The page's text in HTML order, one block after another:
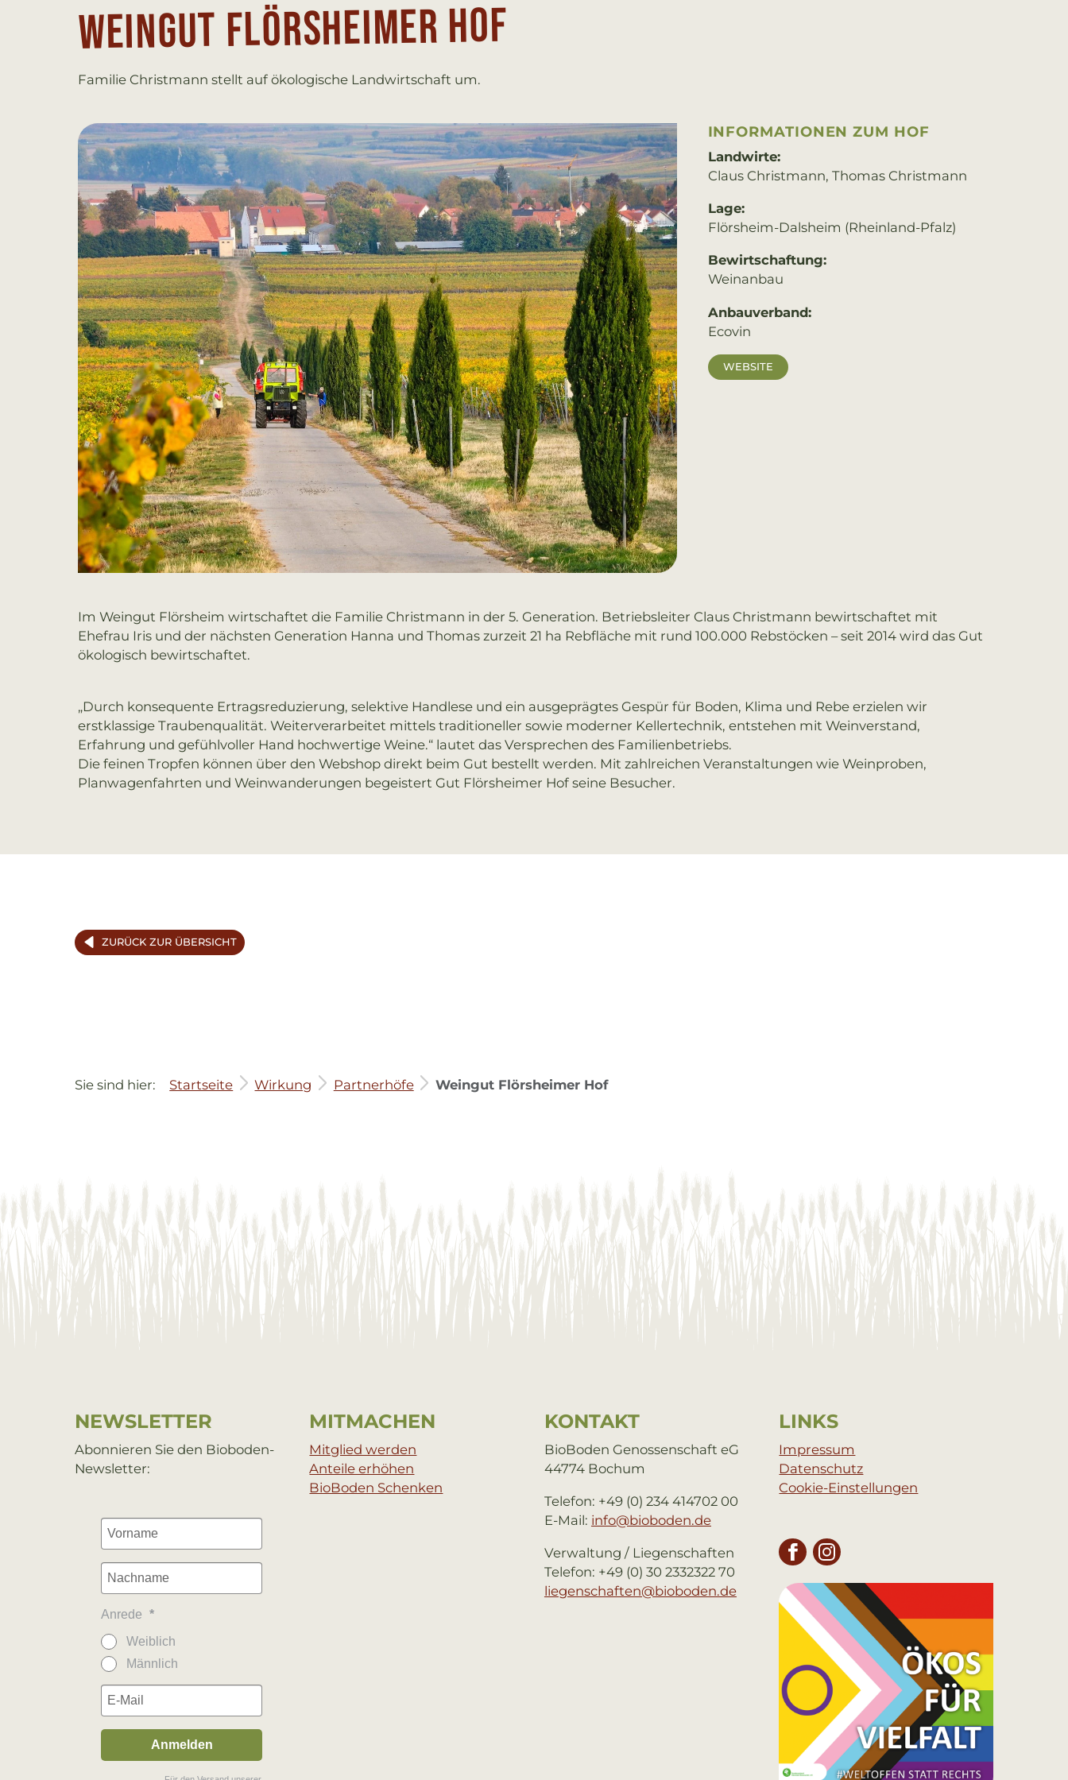
Wein­gut Flörs­hei­mer Hof
Familie Christmann stellt auf ökologische Landwirtschaft um.
IN­FOR­MA­TIO­NEN ZUM HOF
Landwirte:
Claus Christmann, Thomas Christmann
Lage:
Flörsheim-Dalsheim (Rheinland-Pfalz)
Bewirtschaftung:
Weinanbau
Anbauverband:
Ecovin
WEBSITE
Im Weingut Flörsheim wirtschaftet die Familie Christmann in der 5. Generation. Betriebsleiter Claus Christmann bewirtschaftet mit
Ehefrau Iris und der nächsten Generation Hanna und Thomas zurzeit 21 ha Rebfläche mit rund 100.000 Rebstöcken – seit 2014 wird das Gut
ökologisch bewirtschaftet.
„Durch konsequente Ertragsreduzierung, selektive Handlese und ein ausgeprägtes Gespür für Boden, Klima und Rebe erzielen wir
erstklassige Traubenqualität. Weiterverarbeitet mittels traditioneller sowie moderner Kellertechnik, entstehen mit Weinverstand,
Erfahrung und gefühlvoller Hand hochwertige Weine.“ lautet das Versprechen des Familienbetriebs.
Die feinen Tropfen können über den Webshop direkt beim Gut bestellt werden. Mit zahlreichen Veranstaltungen wie Weinproben,
Planwagenfahrten und Weinwanderungen begeistert Gut Flörsheimer Hof seine Besucher.
ZURÜCK ZUR ÜBERSICHT
Sie sind hier: Startseite Wirkung Partnerhöfe Weingut Flörsheimer Hof
NEWS­LET­TER
Abonnieren Sie den Bioboden-
Newsletter:
Anrede
Weiblich
Männlich
Anmelden
MIT­MA­CHEN
Mitglied werden
Anteile erhöhen
BioBoden Schenken
KON­TAKT
BioBoden Genossenschaft eG
44774 Bochum
Telefon: +49 (0) 234 414702 00
E-Mail: info@bioboden.de
Verwaltung / Liegenschaften
Telefon: +49 (0) 30 2332322 70
liegenschaften@bioboden.de
LINKS
Impressum
Datenschutz
Cookie-Einstellungen
FACEBOOKINSTAGRAM